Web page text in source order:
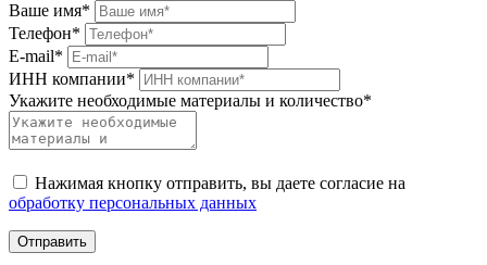
Ваше имя*
Телефон*
E-mail*
ИНН компании*
Укажите необходимые материалы и количество*
Нажимая кнопку отправить, вы даете согласие на
обработку персональных данных
Отправить